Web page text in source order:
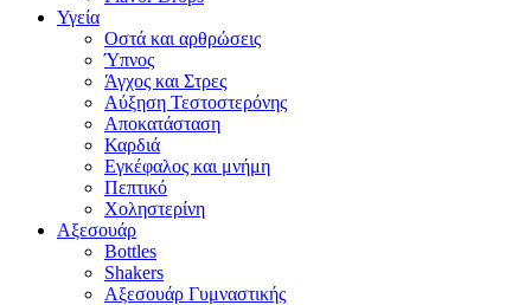
Υγεία
Οστά και αρθρώσεις
Ύπνος
Άγχος και Στρες
Αύξηση Τεστοστερόνης
Αποκατάσταση
Καρδιά
Εγκέφαλος και μνήμη
Πεπτικό
Χοληστερίνη
Αξεσουάρ
Bottles
Shakers
Αξεσουάρ Γυμναστικής